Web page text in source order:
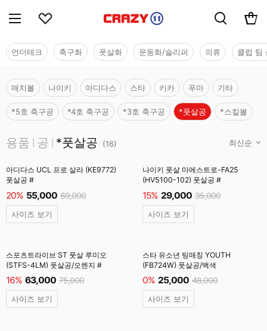
언더테크 축구화 풋살화 운동화/슬리퍼 의류 클럽 팀
매치볼 나이키 아디다스 스타 키카 푸마 기타
*5호 축구공 *4호 축구공 *3호 축구공 *풋살공 *스킬볼
용품 공 *풋살공 (16)
아디다스 UCL 프로 살라 (KE9772)
풋살공 #
20% 55,000 69,000
사이즈 보기
나이키 풋살 마에스트로-FA25
(HV5100-102) 풋살공 #
15% 29,000 35,000
사이즈 보기
스포츠트라이브 ST 풋살 루미오
(STFS-4LM) 풋살공/오렌지 #
16% 63,000 75,000
사이즈 보기
스타 유소년 팅매칭 YOUTH
(FB724W) 풋살공/백색
0% 25,000 48,000
사이즈 보기